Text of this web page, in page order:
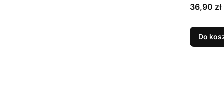
Cena
36,90 zł
Do